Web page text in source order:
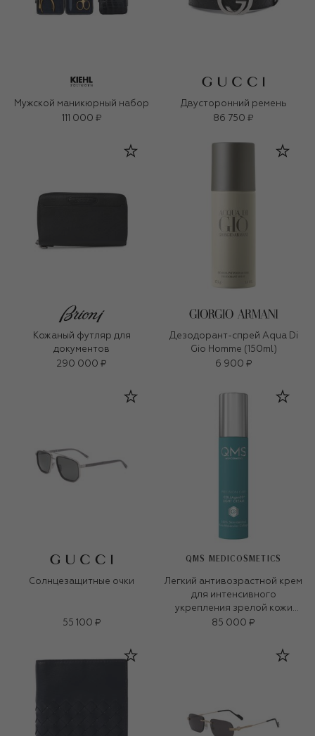
Мужской маникюрный набор
111 000 ₽
Двусторонний ремень
86 750 ₽
Кожаный футляр для
документов
290 000 ₽
Дезодорант-спрей Aqua Di
Gio Homme (150ml)
6 900 ₽
Солнцезащитные очки
55 100 ₽
QMS MEDICOSMETICS
Легкий антивозрастной крем
для интенсивного
укрепления зрелой кожи
«3D-коллаген» (50ml)
85 000 ₽